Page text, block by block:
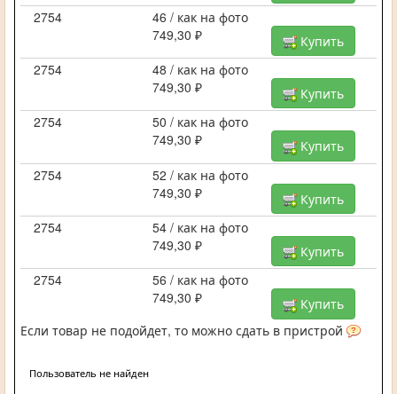
2754
46 / как на фото
749,30 ₽
Купить
2754
48 / как на фото
749,30 ₽
Купить
2754
50 / как на фото
749,30 ₽
Купить
2754
52 / как на фото
749,30 ₽
Купить
2754
54 / как на фото
749,30 ₽
Купить
2754
56 / как на фото
749,30 ₽
Купить
Если товар не подойдет, то можно сдать в пристрой
Пользователь не найден